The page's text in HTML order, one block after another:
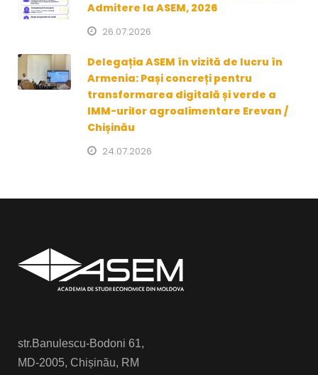
Admitere la ASEM, 2026
26.07.2026
Delegația ASEM în vizită de lucru în
Armenia: Pași concreți pentru
transformarea digitală și verde a
IMM-urilor agroalimentare Erevan /
Chișinău
24.07.2026
str.Banulescu-Bodoni 61,
MD-2005, Chișinău, RM